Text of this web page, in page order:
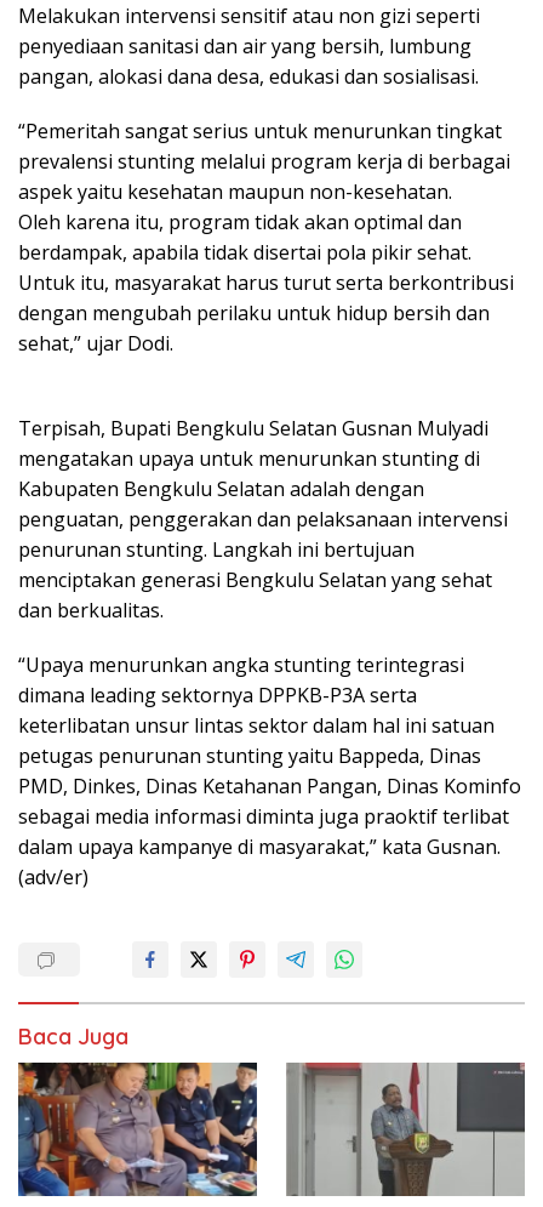
Melakukan intervensi sensitif atau non gizi seperti
penyediaan sanitasi dan air yang bersih, lumbung
pangan, alokasi dana desa, edukasi dan sosialisasi.
“Pemeritah sangat serius untuk menurunkan tingkat
prevalensi stunting melalui program kerja di berbagai
aspek yaitu kesehatan maupun non-kesehatan.
Oleh karena itu, program tidak akan optimal dan
berdampak, apabila tidak disertai pola pikir sehat.
Untuk itu, masyarakat harus turut serta berkontribusi
dengan mengubah perilaku untuk hidup bersih dan
sehat,” ujar Dodi.
Terpisah, Bupati Bengkulu Selatan Gusnan Mulyadi
mengatakan upaya untuk menurunkan stunting di
Kabupaten Bengkulu Selatan adalah dengan
penguatan, penggerakan dan pelaksanaan intervensi
penurunan stunting. Langkah ini bertujuan
menciptakan generasi Bengkulu Selatan yang sehat
dan berkualitas.
“Upaya menurunkan angka stunting terintegrasi
dimana leading sektornya DPPKB-P3A serta
keterlibatan unsur lintas sektor dalam hal ini satuan
petugas penurunan stunting yaitu Bappeda, Dinas
PMD, Dinkes, Dinas Ketahanan Pangan, Dinas Kominfo
sebagai media informasi diminta juga praoktif terlibat
dalam upaya kampanye di masyarakat,” kata Gusnan.
(adv/er)
Baca Juga